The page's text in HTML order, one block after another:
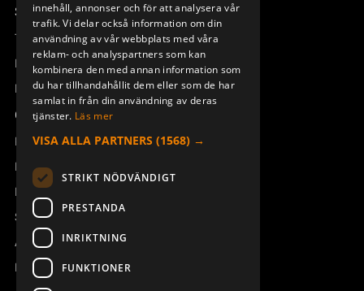
Support
Teknisk support
Boka service
Manualer och videoinstruktioner
Om Åkerströms
Kontakt
Nyheter
Pressrum
Säkerhet och direktiv
Allmänna villkor
REACH
DEUTSCH
innehåll, annonser och för att analysera vår
trafik. Vi delar också information om din
användning av vår webbplats med våra
reklam- och analyspartners som kan
kombinera den med annan information som
du har tillhandahållit dem eller som de har
samlat in från din användning av deras
tjänster. Läs mer
VISA ALLA PARTNERS (1568) →
STRIKT NÖDVÄNDIGT
PRESTANDA
INRIKTNING
FUNKTIONER